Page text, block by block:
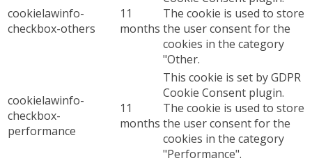
cookielawinfo-
checkbox-others
11
months
The cookie is used to store
the user consent for the
cookies in the category
"Other.
cookielawinfo-
checkbox-
performance
11
months
This cookie is set by GDPR
Cookie Consent plugin.
The cookie is used to store
the user consent for the
cookies in the category
"Performance".